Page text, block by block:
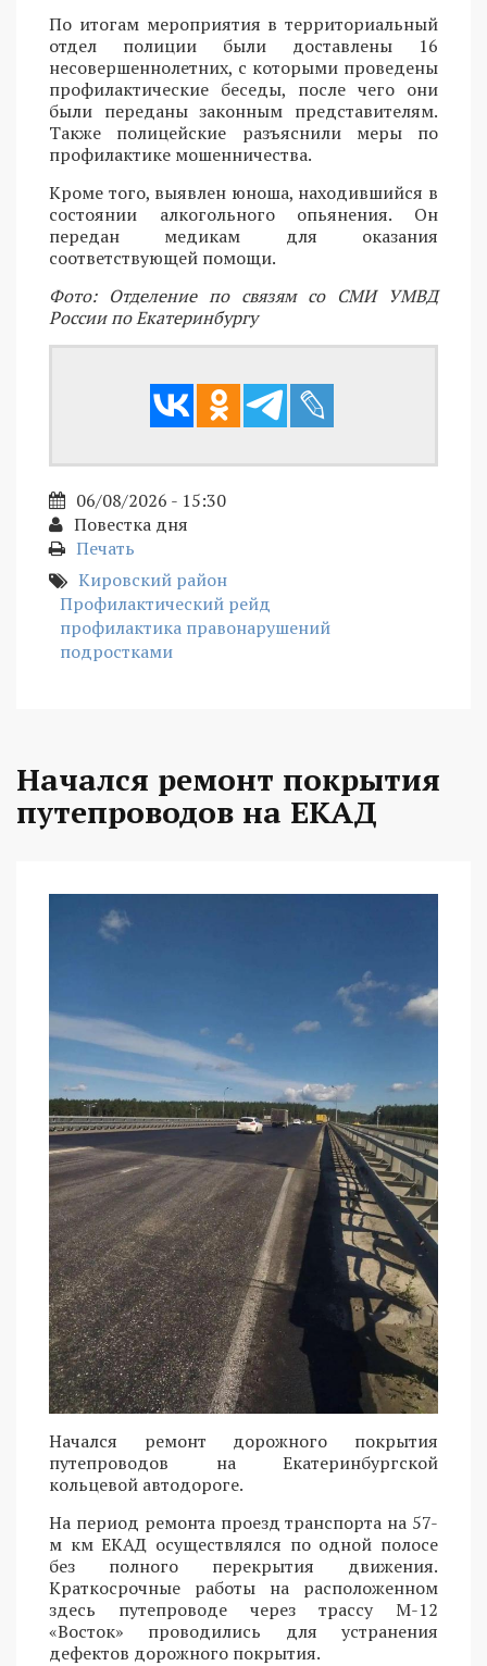
По итогам мероприятия в территориальный
отдел полиции были доставлены 16
несовершеннолетних, с которыми проведены
профилактические беседы, после чего они
были переданы законным представителям.
Также полицейские разъяснили меры по
профилактике мошенничества.
Кроме того, выявлен юноша, находившийся в
состоянии алкогольного опьянения. Он
передан медикам для оказания
соответствующей помощи.
Фото: Отделение по связям со СМИ УМВД
России по Екатеринбургу
06/08/2026 - 15:30
Повестка дня
Печать
Кировский район
Профилактический рейд
профилактика правонарушений
подростками
Начался ремонт покрытия
путепроводов на ЕКАД
Начался ремонт дорожного покрытия
путепроводов на Екатеринбургской
кольцевой автодороге.
На период ремонта проезд транспорта на 57-
м км ЕКАД осуществлялся по одной полосе
без полного перекрытия движения.
Краткосрочные работы на расположенном
здесь путепроводе через трассу М-12
«Восток» проводились для устранения
дефектов дорожного покрытия.